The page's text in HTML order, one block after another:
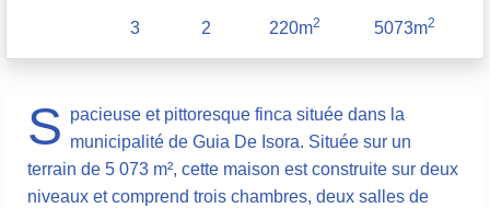
3 2 220m2 5073m2
S pacieuse et pittoresque finca située dans la
municipalité de Guia De Isora. Située sur un
terrain de 5 073 m², cette maison est construite sur deux
niveaux et comprend trois chambres, deux salles de